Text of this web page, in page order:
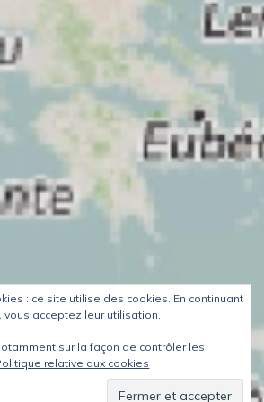
: ce site utilise des cookies. En continuant
acceptez leur utilisation.
sur la façon de contrôler les
relative aux cookies